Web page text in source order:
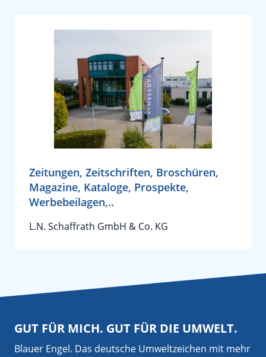
Zeitungen, Zeitschriften, Broschüren,
Magazine, Kataloge, Prospekte,
Werbebeilagen,..
L.N. Schaffrath GmbH & Co. KG
GUT FÜR MICH. GUT FÜR DIE UMWELT.
Blauer Engel. Das deutsche Umweltzeichen mit mehr